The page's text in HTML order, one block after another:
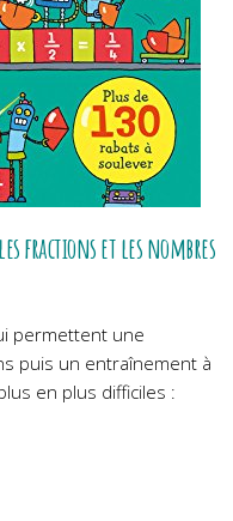
fractions et les nombres
permettent une
puis un entraînement à
en plus difficiles :